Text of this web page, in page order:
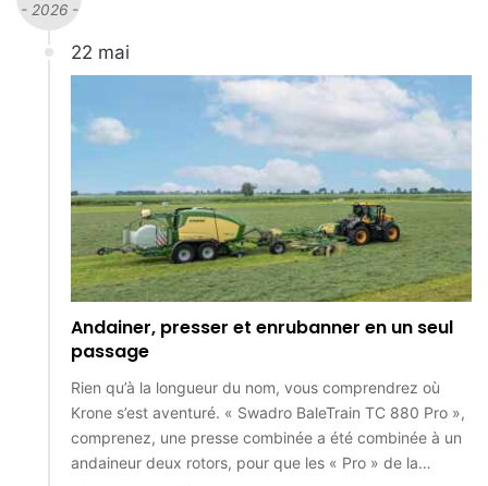
- 2026 -
22 mai
Andainer, presser et enrubanner en un seul
passage
Rien qu’à la longueur du nom, vous comprendrez où
Krone s’est aventuré. « Swadro BaleTrain TC 880 Pro »,
comprenez, une presse combinée a été combinée à un
andaineur deux rotors, pour que les « Pro » de la…